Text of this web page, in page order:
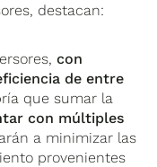
destacan:
con
de entre
que sumar la
con múltiples
a minimizar las
provenientes